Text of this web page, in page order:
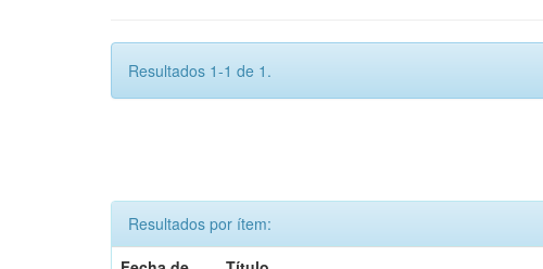
Resultados 1-1 de 1.
Resultados por ítem: